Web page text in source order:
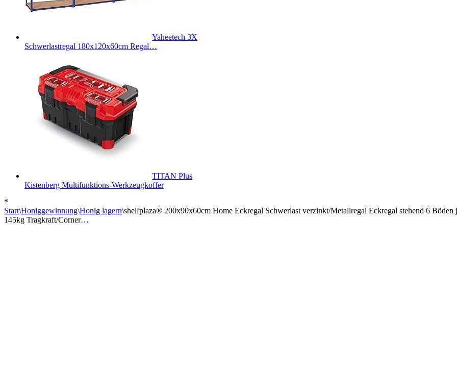
Yaheetech 3X
Schwerlastregal 180x120x60cm Regal…
TITAN Plus
Kistenberg Multifunktions-Werkzeugkoffer
*
Start\Honiggewinnung\Honig lagern\shelfplaza® 200x90x60cm Home Eckregal Schwerlast verzinkt/Metallregal Eckregal stehend 6 Böden
145kg Tragkraft/Corner…